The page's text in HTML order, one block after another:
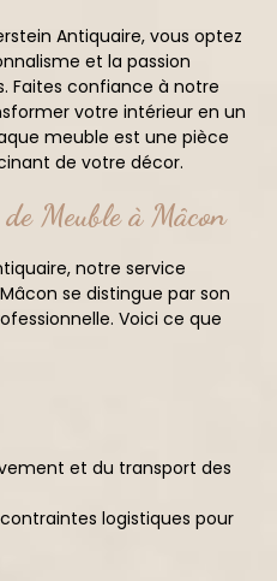
Antiquaire, vous optez
et la passion
Faites confiance à notre
votre intérieur en un
meuble est une pièce
de votre décor.
Meuble à Mâcon
notre service
se distingue par son
Voici ce que
et du transport des
logistiques pour